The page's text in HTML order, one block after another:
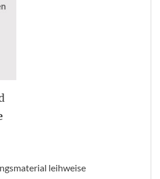
leihweise